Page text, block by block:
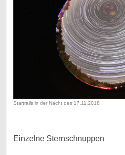
Startrails in der Nacht des 17.11.2018
Einzelne Sternschnuppen